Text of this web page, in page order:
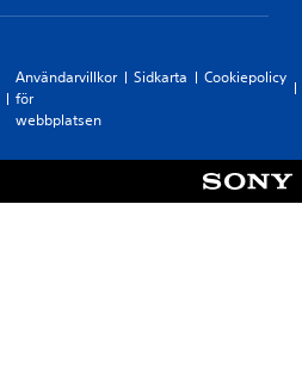
Användarvillkor
för
webbplatsen
Sidkarta Cookiepolicy